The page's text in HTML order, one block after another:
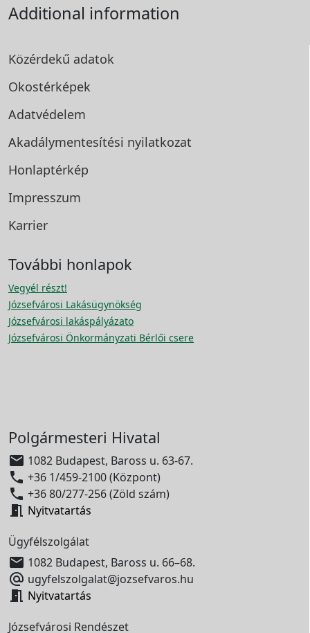
Additional information
Közérdekű adatok
Okostérképek
Adatvédelem
Akadálymentesítési nyilatkozat
Honlaptérkép
Impresszum
Karrier
További honlapok
Vegyél részt!
Józsefvárosi Lakásügynökség
Józsefvárosi lakáspályázato
Józsefvárosi Önkormányzati Bérlői csere
Polgármesteri Hivatal
 1082 Budapest, Baross u. 63-67.
 +36 1/459-2100 (Központ)
 +36 80/277-256 (Zöld szám)
 Nyitvatartás
Ügyfélszolgálat
 1082 Budapest, Baross u. 66–68.
 ugyfelszolgalat@jozsefvaros.hu
 Nyitvatartás
Józsefvárosi Rendészet